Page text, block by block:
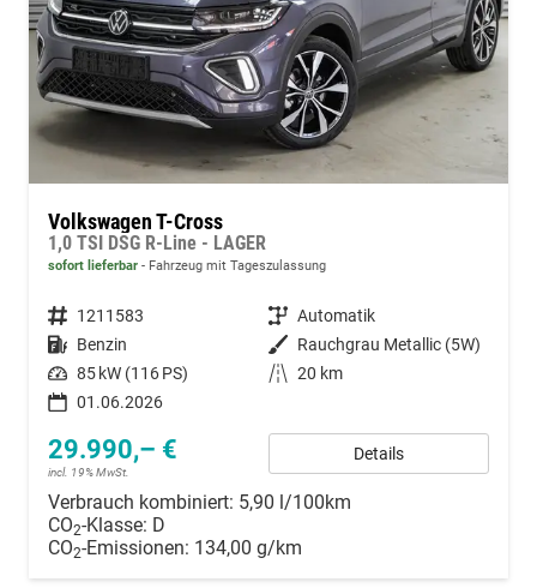
Volkswagen T-Cross
1,0 TSI DSG R-Line - LAGER
sofort lieferbar Fahrzeug mit Tageszulassung
Fahrzeugnummer 1211583 Getriebe Automatik
Kraftstoff Benzin Außenfarbe Rauchgrau Metallic (5W)
Leistung 85 kW (116 PS) Kilometerstand 20 km
01.06.2026
29.990,– €
incl. 19% MwSt.
Details
Verbrauch kombiniert: 5,90 l/100km
CO2-Klasse: D
CO2-Emissionen: 134,00 g/km